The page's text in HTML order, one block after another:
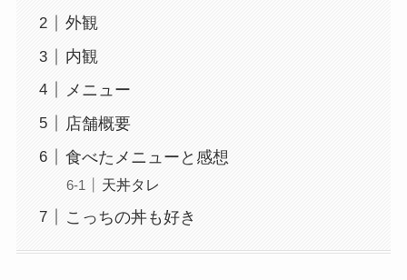
外観
内観
メニュー
店舗概要
食べたメニューと感想
天丼タレ
こっちの丼も好き